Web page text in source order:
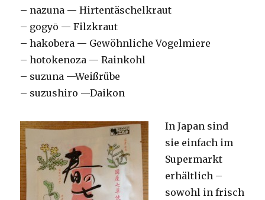
– nazuna — Hirtentäschelkraut
– gogyō — Filzkraut
– hakobera — Gewöhnliche Vogelmiere
– hotokenoza — Rainkohl
– suzuna —Weißrübe
– suzushiro —Daikon
In Japan sind
sie einfach im
Supermarkt
erhältlich –
sowohl in frisch